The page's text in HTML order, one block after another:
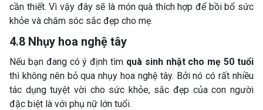
cần thiết. Vì vậy đây sẽ là món quà thích hợp để bồi bổ sức
khỏe và chăm sóc sắc đẹp cho mẹ.
4.8 Nhụy hoa nghệ tây
Nếu bạn đang có ý định tìm quà sinh nhật cho mẹ 50 tuổi
thì không nên bỏ qua nhụy hoa nghệ tây. Bởi nó có rất nhiều
tác dụng tuyệt vời cho sức khỏe, sắc đẹp của con người
đặc biệt là với phụ nữ lớn tuổi.